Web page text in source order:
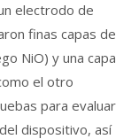
electrodo de
finas capas de
NiO) y una capa
el otro
para evaluar
dispositivo, así